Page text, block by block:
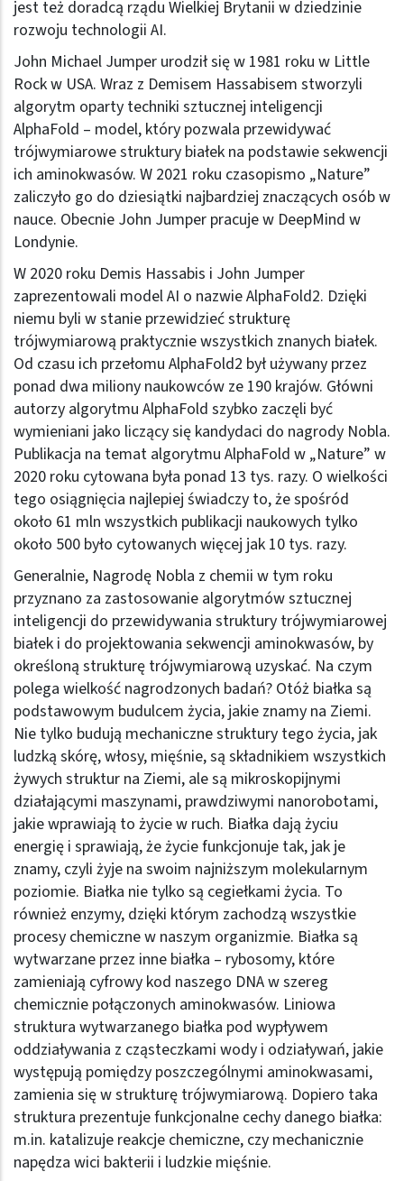
jest też doradcą rządu Wielkiej Brytanii w dziedzinie
rozwoju technologii AI.
John Michael Jumper urodził się w 1981 roku w Little
Rock w USA. Wraz z Demisem Hassabisem stworzyli
algorytm oparty techniki sztucznej inteligencji
AlphaFold – model, który pozwala przewidywać
trójwymiarowe struktury białek na podstawie sekwencji
ich aminokwasów. W 2021 roku czasopismo „Nature”
zaliczyło go do dziesiątki najbardziej znaczących osób w
nauce. Obecnie John Jumper pracuje w DeepMind w
Londynie.
W 2020 roku Demis Hassabis i John Jumper
zaprezentowali model AI o nazwie AlphaFold2. Dzięki
niemu byli w stanie przewidzieć strukturę
trójwymiarową praktycznie wszystkich znanych białek.
Od czasu ich przełomu AlphaFold2 był używany przez
ponad dwa miliony naukowców ze 190 krajów. Główni
autorzy algorytmu AlphaFold szybko zaczęli być
wymieniani jako liczący się kandydaci do nagrody Nobla.
Publikacja na temat algorytmu AlphaFold w „Nature” w
2020 roku cytowana była ponad 13 tys. razy. O wielkości
tego osiągnięcia najlepiej świadczy to, że spośród
około 61 mln wszystkich publikacji naukowych tylko
około 500 było cytowanych więcej jak 10 tys. razy.
Generalnie, Nagrodę Nobla z chemii w tym roku
przyznano za zastosowanie algorytmów sztucznej
inteligencji do przewidywania struktury trójwymiarowej
białek i do projektowania sekwencji aminokwasów, by
określoną strukturę trójwymiarową uzyskać. Na czym
polega wielkość nagrodzonych badań? Otóż białka są
podstawowym budulcem życia, jakie znamy na Ziemi.
Nie tylko budują mechaniczne struktury tego życia, jak
ludzką skórę, włosy, mięśnie, są składnikiem wszystkich
żywych struktur na Ziemi, ale są mikroskopijnymi
działającymi maszynami, prawdziwymi nanorobotami,
jakie wprawiają to życie w ruch. Białka dają życiu
energię i sprawiają, że życie funkcjonuje tak, jak je
znamy, czyli żyje na swoim najniższym molekularnym
poziomie. Białka nie tylko są cegiełkami życia. To
również enzymy, dzięki którym zachodzą wszystkie
procesy chemiczne w naszym organizmie. Białka są
wytwarzane przez inne białka – rybosomy, które
zamieniają cyfrowy kod naszego DNA w szereg
chemicznie połączonych aminokwasów. Liniowa
struktura wytwarzanego białka pod wypływem
oddziaływania z cząsteczkami wody i odziaływań, jakie
występują pomiędzy poszczególnymi aminokwasami,
zamienia się w strukturę trójwymiarową. Dopiero taka
struktura prezentuje funkcjonalne cechy danego białka:
m.in. katalizuje reakcje chemiczne, czy mechanicznie
napędza wici bakterii i ludzkie mięśnie.